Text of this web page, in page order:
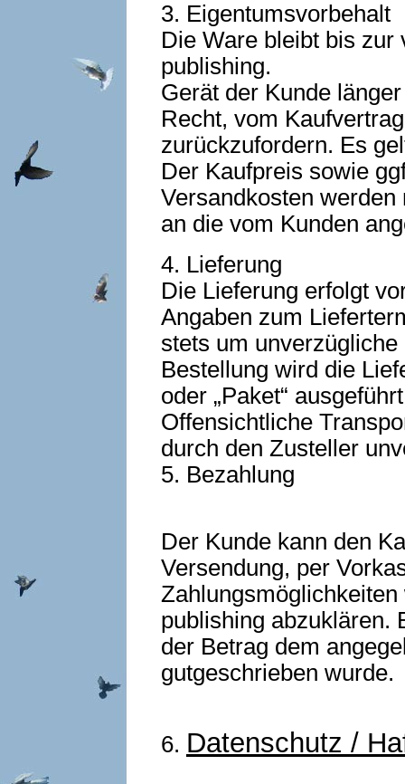
3. Eigentumsvorbehalt
Die Ware bleibt bis zur
publishing.
Gerät der Kunde
Recht, vom
zurückzufordern. Es
Der Kaufpreis sowie
Versandkosten
an die vom Kunden
4. Lieferung
Die Lieferung erfolgt
Angaben zum
stets um
Bestellung wird die
oder „Paket“
Offensichtliche
durch den Zusteller
5. Bezahlung
Der Kunde kann den
Versendung, per
publishing abzuklären.
der Betrag dem
gutgeschrieben wurde.
6. Datenschutz /